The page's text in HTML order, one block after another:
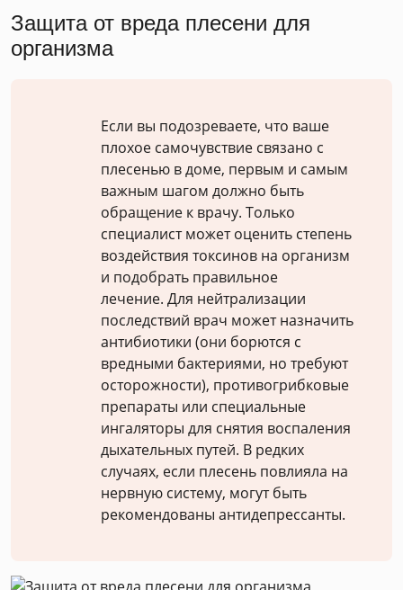
Защита от вреда плесени для
организма
Если вы подозреваете, что ваше
плохое самочувствие связано с
плесенью в доме, первым и самым
важным шагом должно быть
обращение к врачу. Только
специалист может оценить степень
воздействия токсинов на организм
и подобрать правильное
лечение. Для нейтрализации
последствий врач может назначить
антибиотики (они борются с
вредными бактериями, но требуют
осторожности), противогрибковые
препараты или специальные
ингаляторы для снятия воспаления
дыхательных путей. В редких
случаях, если плесень повлияла на
нервную систему, могут быть
рекомендованы антидепрессанты.